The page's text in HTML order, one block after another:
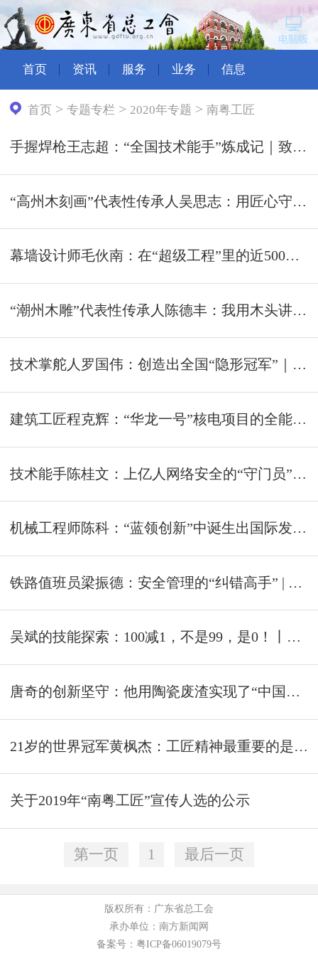
首页 资讯 服务 业务 信息
首页 >专题专栏 > 2020年专题 >南粤工匠
手握焊枪王志超：“全国技术能手”炼成记｜致敬南粤工匠 ⑬
“高州木刻画”代表性传承人吴思志：用匠心守护非遗传承 | 致敬南粤工匠⑫
幕墙设计师毛伙南：在“超级工程”里的近500个日夜 | 致敬南粤工匠⑪
“潮州木雕”代表性传承人陈德丰：我用木头讲故事 | 致敬南粤工匠⑩
技术掌舵人罗国伟：创造出全国“隐形冠军”｜致敬南粤工匠⑨
建筑工匠程克辉：“华龙一号”核电项目的全能焊工｜致敬南粤工匠⑧
技术能手陈桂文：上亿人网络安全的“守门员”｜致敬南粤工匠⑦
机械工程师陈科：“蓝领创新”中诞生出国际发明奖 | 致敬南粤工匠⑥
铁路值班员梁振德：安全管理的“纠错高手” | 致敬南粤工匠⑤
吴斌的技能探索：100减1，不是99，是0！丨致敬南粤工匠④
唐奇的创新坚守：他用陶瓷废渣实现了“中国首创”｜致敬南粤工匠③
21岁的世界冠军黄枫杰：工匠精神最重要的是传承｜致敬南粤工匠②
关于2019年“南粤工匠”宣传人选的公示
第一页 1 最后一页
版权所有：广东省总工会
承办单位：南方新闻网
备案号：粤ICP备06019079号